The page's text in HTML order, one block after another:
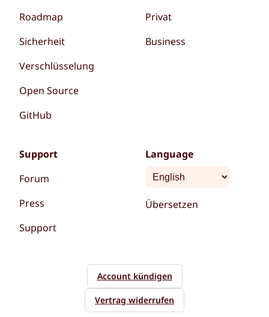
Roadmap
Sicherheit
Verschlüsselung
Open Source
GitHub
Privat
Business
Support
Forum
Press
Support
Language
Übersetzen
Account kündigen
Vertrag widerrufen